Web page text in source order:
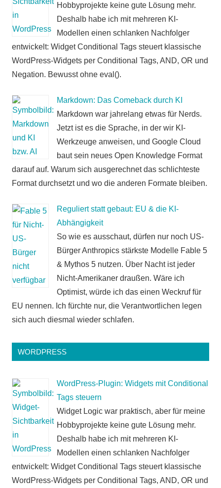
Hobbyprojekte keine gute Lösung mehr.
Deshalb habe ich mit mehreren KI-
Modellen einen schlanken Nachfolger
entwickelt: Widget Conditional Tags steuert klassische
WordPress-Widgets per Conditional Tags, AND, OR und
Negation. Bewusst ohne eval().
Markdown: Das Comeback durch KI
Markdown war jahrelang etwas für Nerds.
Jetzt ist es die Sprache, in der wir KI-
Werkzeuge anweisen, und Google Cloud
baut sein neues Open Knowledge Format
darauf auf. Warum sich ausgerechnet das schlichteste
Format durchsetzt und wo die anderen Formate bleiben.
Reguliert statt gebaut: EU & die KI-
Abhängigkeit
So wie es ausschaut, dürfen nur noch US-
Bürger Anthropics stärkste Modelle Fable 5
& Mythos 5 nutzen. Über Nacht ist jeder
Nicht-Amerikaner draußen. Wäre ich
Optimist, würde ich das einen Weckruf für
EU nennen. Ich fürchte nur, die Verantwortlichen legen
sich auch diesmal wieder schlafen.
WORDPRESS
WordPress-Plugin: Widgets mit Conditional
Tags steuern
Widget Logic war praktisch, aber für meine
Hobbyprojekte keine gute Lösung mehr.
Deshalb habe ich mit mehreren KI-
Modellen einen schlanken Nachfolger
entwickelt: Widget Conditional Tags steuert klassische
WordPress-Widgets per Conditional Tags, AND, OR und